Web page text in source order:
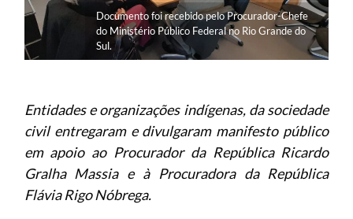
Documento foi recebido pelo Procurador-Chefe
do Ministério Público Federal no Rio Grande do
Sul.
Entidades e organizações indígenas, da sociedade
civil entregaram e divulgaram manifesto público
em apoio ao Procurador da República Ricardo
Gralha Massia e à Procuradora da República
Flávia Rigo Nóbrega.